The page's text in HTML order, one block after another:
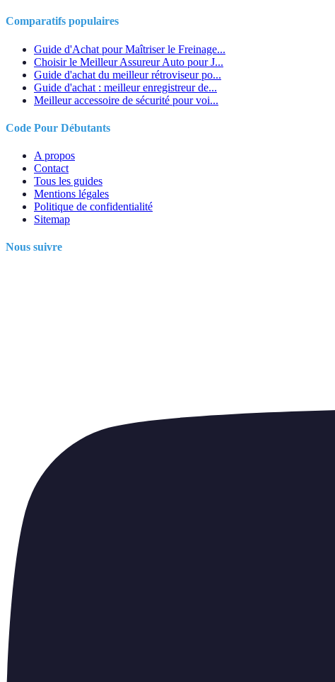
Comparatifs populaires
Guide d'Achat pour Maîtriser le Freinage...
Choisir le Meilleur Assureur Auto pour J...
Guide d'achat du meilleur rétroviseur po...
Guide d'achat : meilleur enregistreur de...
Meilleur accessoire de sécurité pour voi...
Code Pour Débutants
A propos
Contact
Tous les guides
Mentions légales
Politique de confidentialité
Sitemap
Nous suivre